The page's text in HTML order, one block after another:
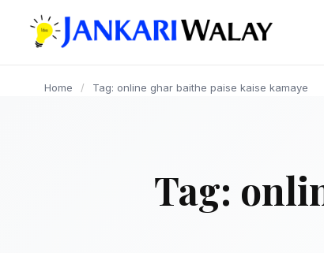
content
Home / Tag: online ghar baithe paise kaise kamaye
Tag: